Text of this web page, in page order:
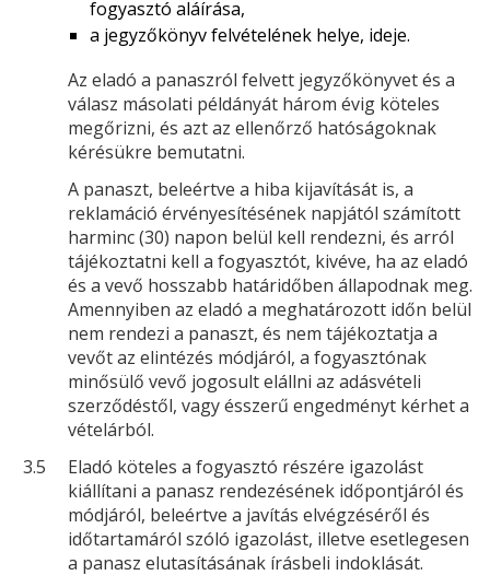
fogyasztó aláírása,
a jegyzőkönyv felvételének helye, ideje.
Az eladó a panaszról felvett jegyzőkönyvet és a
válasz másolati példányát három évig köteles
megőrizni, és azt az ellenőrző hatóságoknak
kérésükre bemutatni.
A panaszt, beleértve a hiba kijavítását is, a
reklamáció érvényesítésének napjától számított
harminc (30) napon belül kell rendezni, és arról
tájékoztatni kell a fogyasztót, kivéve, ha az eladó
és a vevő hosszabb határidőben állapodnak meg.
Amennyiben az eladó a meghatározott időn belül
nem rendezi a panaszt, és nem tájékoztatja a
vevőt az elintézés módjáról, a fogyasztónak
minősülő vevő jogosult elállni az adásvételi
szerződéstől, vagy ésszerű engedményt kérhet a
vételárból.
3.5
Eladó köteles a fogyasztó részére igazolást
kiállítani a panasz rendezésének időpontjáról és
módjáról, beleértve a javítás elvégzéséről és
időtartamáról szóló igazolást, illetve esetlegesen
a panasz elutasításának írásbeli indoklását.